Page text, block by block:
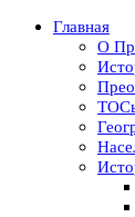
Главная
О